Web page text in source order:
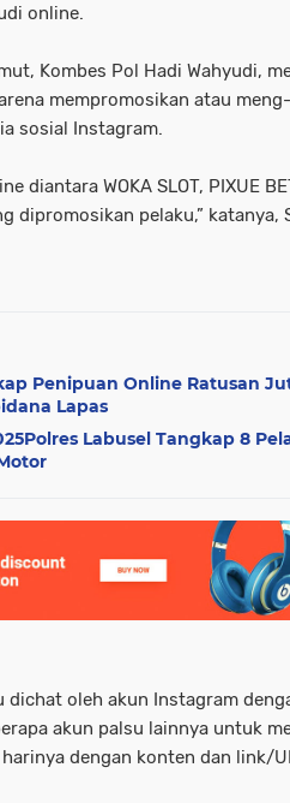
online.
Kombes Pol Hadi Wahyudi,
mempromosikan atau
sosial Instagram.
diantara WOKA SLOT, PIXUE
dipromosikan pelaku,” katanya,
Penipuan Online Ratusan
Lapas
Labusel Tangkap 8
dichat oleh akun Instagram
akun palsu lainnya untuk
dengan konten dan link/